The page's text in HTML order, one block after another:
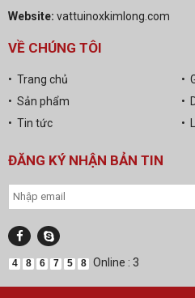
Website: vattuinoxkimlong.com
VỀ CHÚNG TÔI
• Trang chủ
•
• Sản phẩm
•
• Tin tức
•
ĐĂNG KÝ NHẬN BẢN TIN
4 8 6 7 5 8 Online : 3